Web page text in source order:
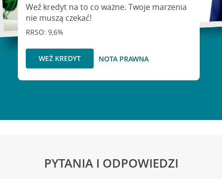
Weź kredyt na to co ważne. Twoje marzenia
nie muszą czekać!
RRSO: 9,6%
WEŹ KREDYT NOTA PRAWNA
PYTANIA I ODPOWIEDZI